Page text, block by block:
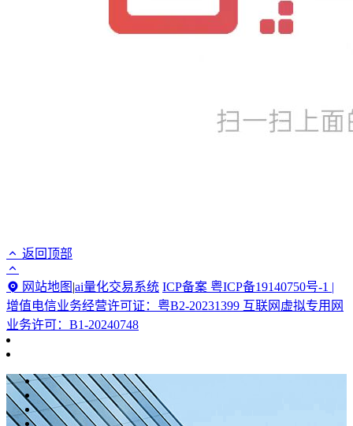
返回顶部
网站地图 |ai量化交易系统 ICP备案 粤ICP备19140750号-1 |
增值电信业务经营许可证：粤B2-20231399 互联网虚拟专用网
业务许可：B1-20240748